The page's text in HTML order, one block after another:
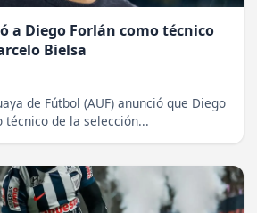
a Diego Forlán como técnico
Bielsa
de Fútbol (AUF) anunció que Diego
técnico de la selección...